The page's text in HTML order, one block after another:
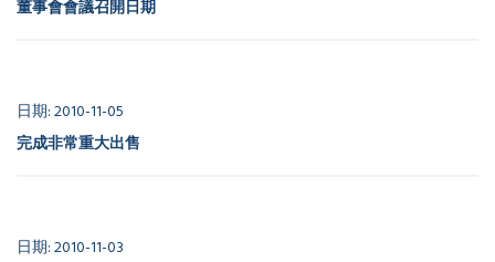
董事會會議召開日期
日期: 2010-11-05
完成非常重大出售
日期: 2010-11-03